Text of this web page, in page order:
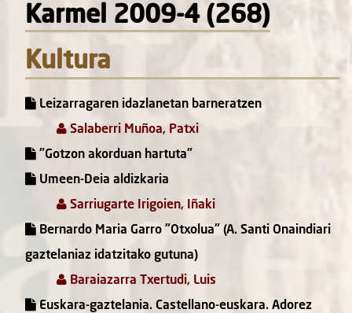
Karmel 2009-4 (268)
Kultura
Leizarragaren idazlanetan barneratzen
Salaberri Muñoa, Patxi
"Gotzon akorduan hartuta"
Umeen-Deia aldizkaria
Sarriugarte Irigoien, Iñaki
Bernardo Maria Garro "Otxolua" (A. Santi Onaindiari
gaztelaniaz idatzitako gutuna)
Baraiazarra Txertudi, Luis
Euskara-gaztelania. Castellano-euskara. Adorez